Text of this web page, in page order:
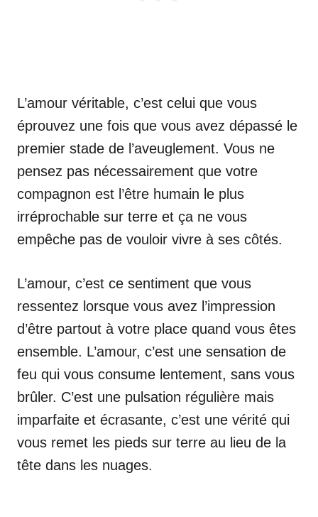
L’amour véritable, c’est celui que vous
éprouvez une fois que vous avez dépassé le
premier stade de l’aveuglement. Vous ne
pensez pas nécessairement que votre
compagnon est l’être humain le plus
irréprochable sur terre et ça ne vous
empêche pas de vouloir vivre à ses côtés.
L’amour, c’est ce sentiment que vous
ressentez lorsque vous avez l’impression
d’être partout à votre place quand vous êtes
ensemble. L’amour, c’est une sensation de
feu qui vous consume lentement, sans vous
brûler. C’est une pulsation régulière mais
imparfaite et écrasante, c’est une vérité qui
vous remet les pieds sur terre au lieu de la
tête dans les nuages.